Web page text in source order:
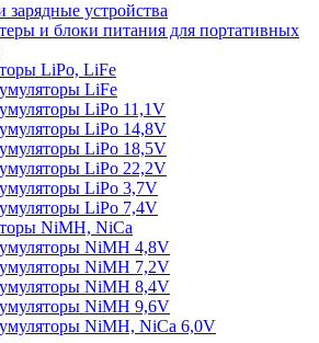
устройства
и блоки питания для портативных
LiPo, LiFe
LiFe
LiPo 11,1V
LiPo 14,8V
LiPo 18,5V
LiPo 22,2V
LiPo 3,7V
LiPo 7,4V
NiMH, NiCa
NiMH 4,8V
NiMH 7,2V
NiMH 8,4V
NiMH 9,6V
NiMH, NiCa 6,0V